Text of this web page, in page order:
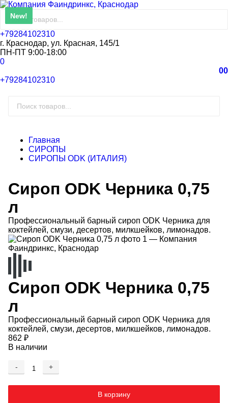
+79284102310
г. Краснодар, ул. Красная, 145/1
ПН-ПТ 9:00-18:00
0
00
+79284102310
Главная
СИРОПЫ
СИРОПЫ ODK (ИТАЛИЯ)
Сироп ODK Черника 0,75
л
Профессиональный барный сироп ODK Черника для
коктейлей, смузи, десертов, милкшейков, лимонадов.
Сироп ODK Черника 0,75
л
Профессиональный барный сироп ODK Черника для
коктейлей, смузи, десертов, милкшейков, лимонадов.
862 ₽
В наличии
-
+
В корзину
New!
New!